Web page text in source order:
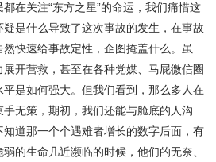
关注“东方之星”的命运，我们痛惜这
是什么导致了这次事故的发生，在事故
快速给事故定性，企图掩盖什么。虽
开营救，甚至在各种党媒、马屁微信圈
是如何强大。但我们看到，那么多人在
无策，期初，我们还能与舱底的人沟
道那一个个遇难者增长的数字后面，有
的生命几近濒临的时候，他们的无奈、